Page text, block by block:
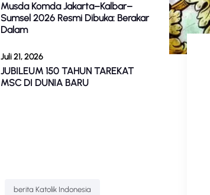
Musda Komda Jakarta–Kalbar–
Sumsel 2026 Resmi Dibuka: Berakar
Dalam
Juli 21, 2026
JUBILEUM 150 TAHUN TAREKAT
MSC DI DUNIA BARU
berita Katolik Indonesia